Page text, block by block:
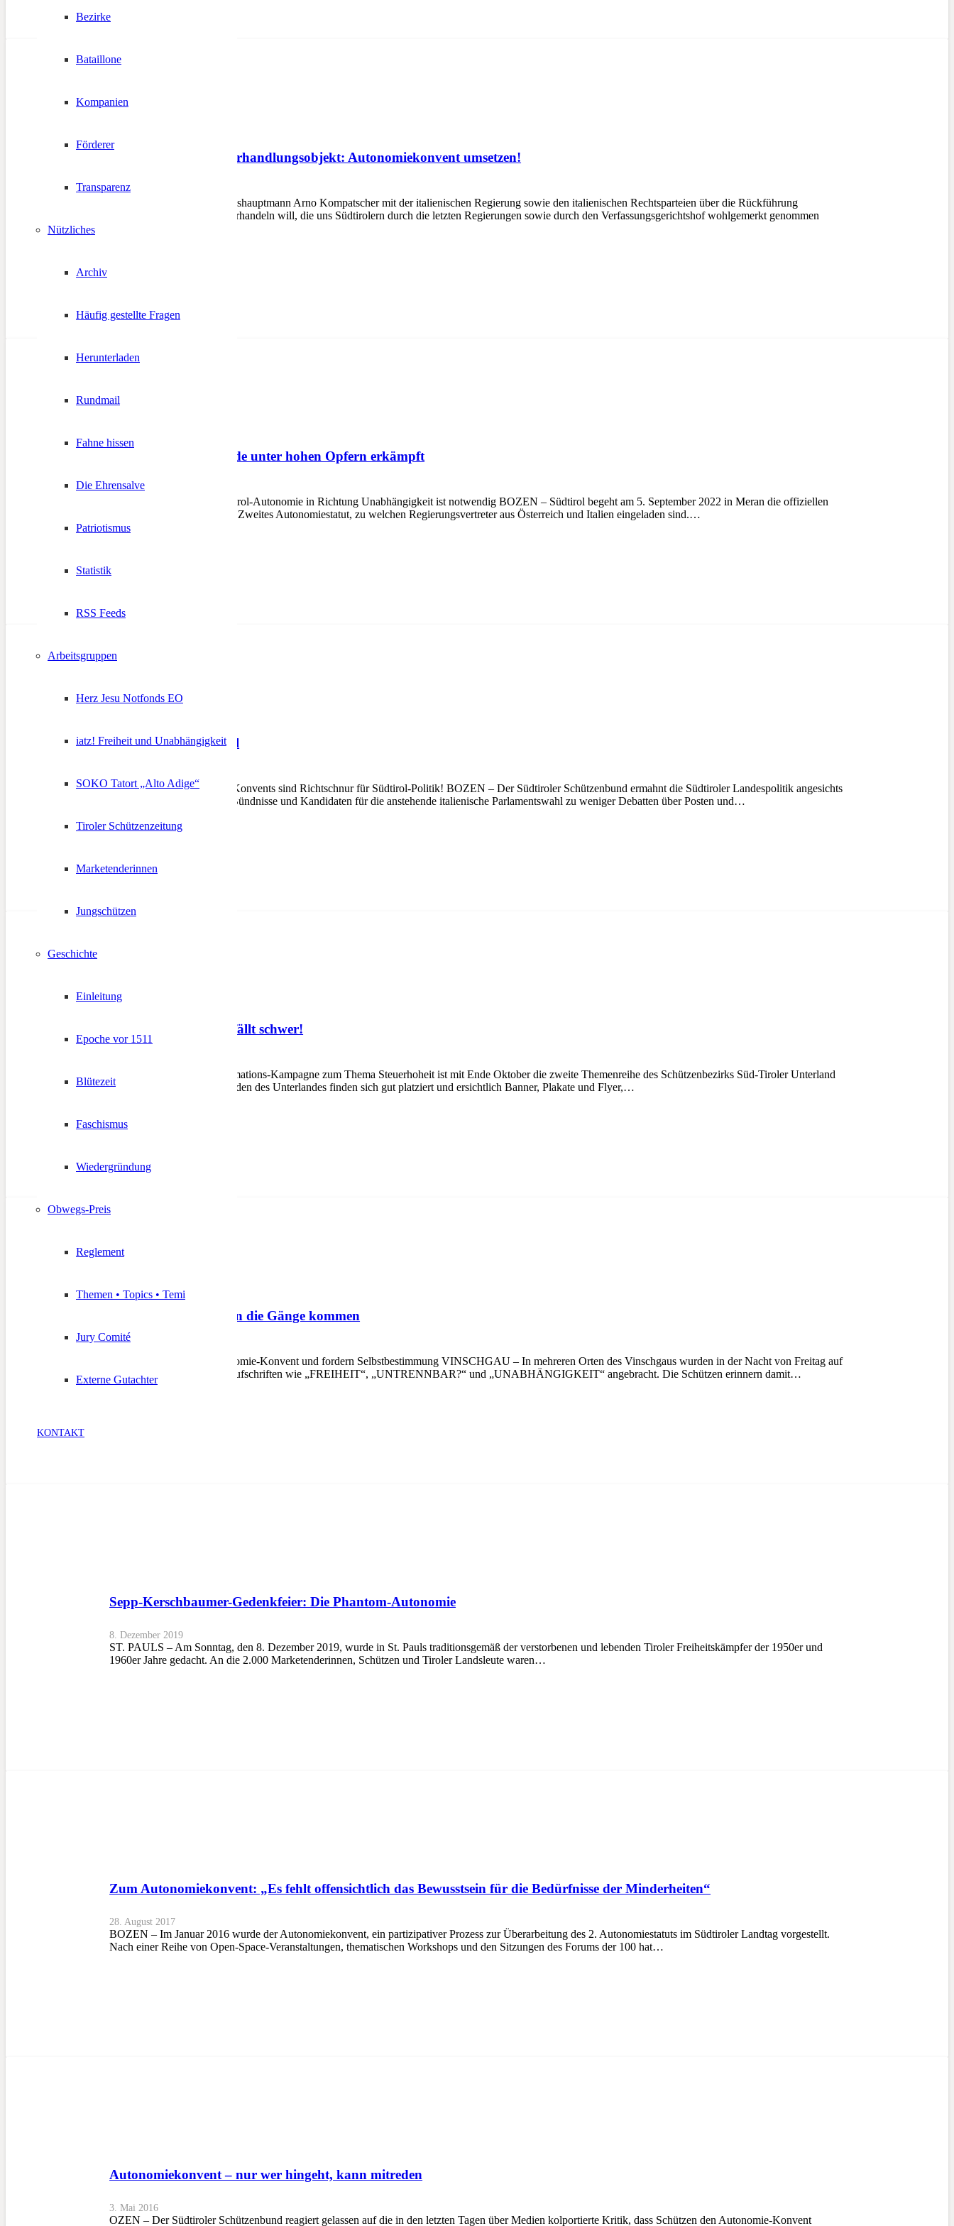
Bezirke
Bataillone
Kompanien
Förderer
Transparenz
Nützliches
Archiv
Häufig gestellte Fragen
Herunterladen
Rundmail
Fahne hissen
Die Ehrensalve
Patriotismus
Statistik
RSS Feeds
Arbeitsgruppen
Herz Jesu Notfonds EO
iatz! Freiheit und Unabhängigkeit
SOKO Tatort „Alto Adige“
Tiroler Schützenzeitung
Marketenderinnen
Jungschützen
Geschichte
Einleitung
Epoche vor 1511
Blütezeit
Faschismus
Wiedergründung
Obwegs-Preis
Reglement
Themen • Topics • Temi
Jury Comité
Externe Gutachter
KONTAKT
Autonomie ist kein Verhandlungsobjekt: Autonomiekonvent umsetzen!
19. Dezember 2023
BOZEN – „Während Landeshauptmann Arno Kompatscher mit der italienischen Regierung sowie den italienischen Rechtsparteien über die Rückführung
autonomer Kompetenzen verhandeln will, die uns Südtirolern durch die letzten Regierungen sowie durch den Verfassungsgerichtshof wohlgemerkt genommen
Autonomiestatut wurde unter hohen Opfern erkämpft
2. September 2022
Weiterentwicklung der Südtirol-Autonomie in Richtung Unabhängigkeit ist notwendig BOZEN – Südtirol begeht am 5. September 2022 in Meran die offiziellen
Feierlichkeiten zu 50 Jahren Zweites Autonomiestatut, zu welchen Regierungsvertreter aus Österreich und Italien eingeladen sind.…
Wahlfieber in Südtirol
Ergebnisse des Autonomie-Konvents sind Richtschnur für Südtirol-Politik! BOZEN – Der Südtiroler Schützenbund ermahnt die Südtiroler Landespolitik angesichts
der hitzigen Debatten über Bündnisse und Kandidaten für die anstehende italienische Parlamentswahl zu weniger Debatten über Posten und…
Nicht jeder Abschied fällt schwer!
TRAMIN – Nach der Informations-Kampagne zum Thema Steuerhoheit ist mit Ende Oktober die zweite Themenreihe des Schützenbezirks Süd-Tiroler Unterland
angelaufen. In allen Gemeinden des Unterlandes finden sich gut platziert und ersichtlich Banner, Plakate und Flyer,…
Landtag soll endlich in die Gänge kommen
Schützen erinnern an Autonomie-Konvent und fordern Selbstbestimmung VINSCHGAU – In mehreren Orten des Vinschgaus wurden in der Nacht von Freitag auf
Samstag Transparente mit Aufschriften wie „FREIHEIT“, „UNTRENNBAR?“ und „UNABHÄNGIGKEIT“ angebracht. Die Schützen erinnern damit…
Sepp-Kerschbaumer-Gedenkfeier: Die Phantom-Autonomie
8. Dezember 2019
ST. PAULS – Am Sonntag, den 8. Dezember 2019, wurde in St. Pauls traditionsgemäß der verstorbenen und lebenden Tiroler Freiheitskämpfer der 1950er und
1960er Jahre gedacht. An die 2.000 Marketenderinnen, Schützen und Tiroler Landsleute waren…
Zum Autonomiekonvent: „Es fehlt offensichtlich das Bewusstsein für die Bedürfnisse der Minderheiten“
28. August 2017
BOZEN – Im Januar 2016 wurde der Autonomiekonvent, ein partizipativer Prozess zur Überarbeitung des 2. Autonomiestatuts im Südtiroler Landtag vorgestellt.
Nach einer Reihe von Open-Space-Veranstaltungen, thematischen Workshops und den Sitzungen des Forums der 100 hat…
Autonomiekonvent – nur wer hingeht, kann mitreden
3. Mai 2016
OZEN – Der Südtiroler Schützenbund reagiert gelassen auf die in den letzten Tagen über Medien kolportierte Kritik, dass Schützen den Autonomie-Konvent